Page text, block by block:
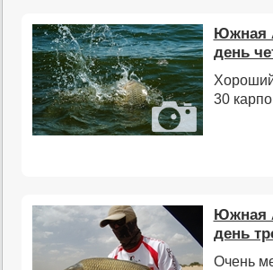
Южная
день
30
Южная
день
Очень